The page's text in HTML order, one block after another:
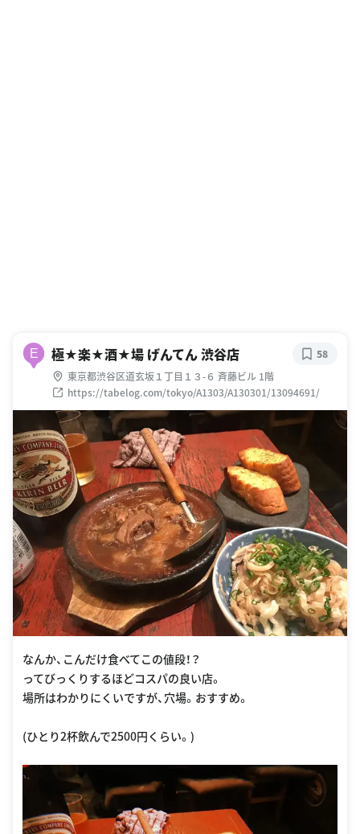
E 極★楽★酒★場 げんてん 渋谷店
東京都渋谷区道玄坂１丁目１３-６ 斉藤ビル 1階
https://tabelog.com/tokyo/A1303/A130301/13094691/
58
なんか、こんだけ食べてこの値段！？
ってびっくりするほどコスパの良い店。
場所はわかりにくいですが、穴場。おすすめ。
(ひとり2杯飲んで2500円くらい。)